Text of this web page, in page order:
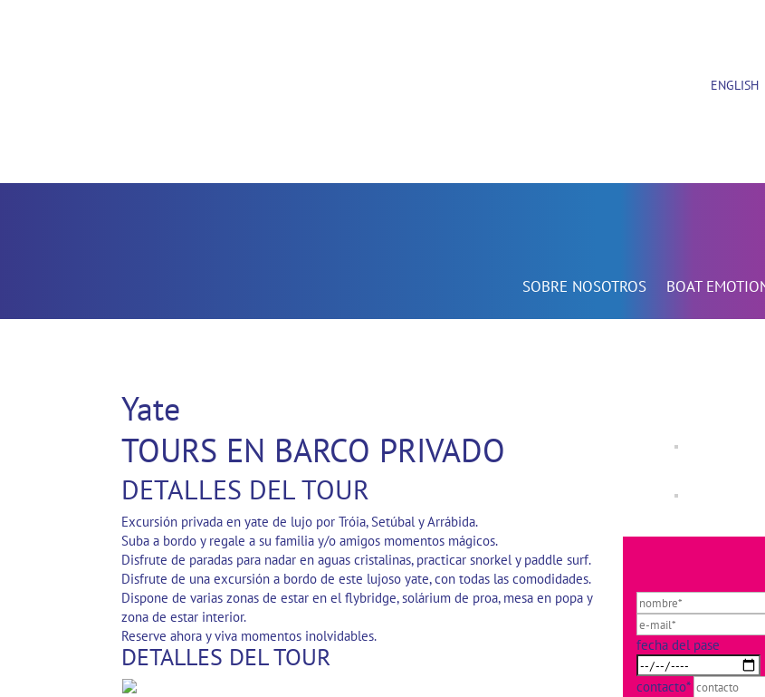
ENGLISH
SOBRE NOSOTROS BOAT
Yate
TOURS EN BARCO PRIVADO
DETALLES DEL TOUR
Excursión privada en yate de lujo por Tróia, Setúbal y Arrábida.
Suba a bordo y regale a su familia y/o amigos momentos mágicos.
Disfrute de paradas para nadar en aguas cristalinas, practicar snorkel y paddle surf.
Disfrute de una excursión a bordo de este lujoso yate, con todas las comodidades.
Dispone de varias zonas de estar en el flybridge, solárium de proa, mesa en popa y
zona de estar interior.
Reserve ahora y viva momentos inolvidables.
DETALLES DEL TOUR fecha del pase
contacto*